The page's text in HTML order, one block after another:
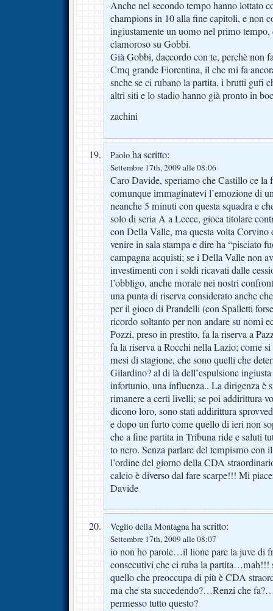
Anche nel secondo tempo hanno lottato
champions in 10 alla fine capitoli, e non
ingiustamente un uomo nel primo
clamoroso su Gobbi.
Già Gobbi, daccordo con te, perchè non
Cmq grande Fiorentina, il che mi fa
snche se ci rubano la partita, i brutti gufi
altri siti e lo stadio hanno già pronto in
zachini
Paolo ha scritto:
Settembre 17th, 2009 alle 08:06
Caro Davide, speriamo che Castillo ce la
comunque immaginatevi l’emozione di
neanche 5 minuti con questa squadra e
solo di seria A a Lecce, gioca titolare
con Della Valle, ma questa volta Corvino
venire in sala stampa e dire ha “pisciato
campagna acquisti; se i Della Valle non
investimenti con i soldi ricavati dalle
l’obbligo, anche morale nei nostri
una punta di riserva considerato anche
per il gioco di Prandelli (con Spalletti
ricordo soltanto per non andare su nomi
Pozzi, preso in prestito, fa la riserva a
fa la riserva a Rocchi nella Lazio; come
mesi di stagione, che sono quelli che
Gilardino? al di là dell’espulsione
infortunio, una influenza.. La dirigenza è
rimanere a certi livelli; se poi addirittura
dicono loro, sono stati addirittura
e dopo un furto come quello di ieri non
che a fine partita in Tribuna ride e saluti
to nero. Senza parlare del tempismo con
l’ordine del giorno della CDA
calcio è diverso dal fare scarpe!!! Mi
Davide
Veglio della Montagnaha scritto:
Settembre 17th, 2009 alle 08:07
io non ho parole…il lione pare la juve di
consecutivi che ci ruba la partita…mah!!!
quello che preoccupa di più è CDA
ma che sta succedendo?…Renzi che
permesso tutto questo?